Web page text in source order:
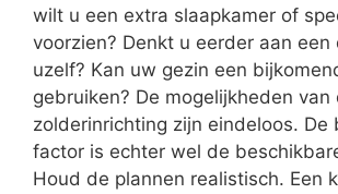
wilt u een extra slaapkamer of
voorzien? Denkt u eerder aan een
uzelf? Kan uw gezin een
gebruiken? De mogelijkheden van
zolderinrichting zijn eindeloos. De
factor is echter wel de
Houd de plannen realistisch. Een